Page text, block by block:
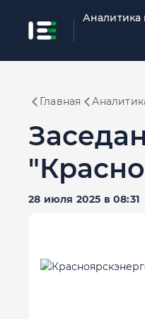
Аналитика
Главная
28 июля 2025 в 08:31